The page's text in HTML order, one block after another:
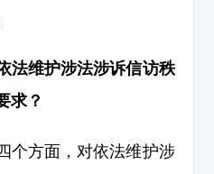
维护涉法涉诉信访秩
求？
方面，对依法维护涉